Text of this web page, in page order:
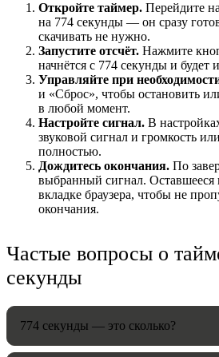
НАСТРОЙКИ
Звуки:
Откройте таймер. Перейдите
на 774 секунды — он сразу
скачивать не нужно.
Запустите отсчёт. Нажмите
начнётся с 774 секунды и будет
Управляйте при
и «Сброс», чтобы остановить
в любой момент.
Настройте сигнал. В
звуковой сигнал и громкость
полностью.
Дождитесь окончания. По
выбранный сигнал. Оставшееся
вкладке браузера, чтобы не
окончания.
Частые вопросы о
секунды
774 секунды — это сколько?